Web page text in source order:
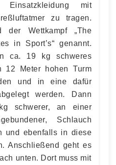
Einsatzkleidung mit
zu tragen.
der Wettkampf „The
in Sport’s“ genannt.
ca. 19 kg schweres
12 Meter hohen Turm
und in eine dafür
werden. Dann
schwerer, an einer
Schlauch
und ebenfalls in diese
Anschließend geht es
unten. Dort muss mit